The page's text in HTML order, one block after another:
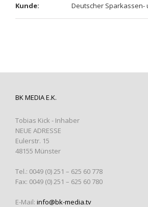
Kunde: Deutscher Sparkassen-
BK MEDIA E.K.
Tobias Kick - Inhaber
NEUE ADRESSE
Eulerstr. 15
48155 Münster
Tel.: 0049 (0) 251 – 625 60 778
Fax: 0049 (0) 251 – 625 60 780
E-Mail: info@bk-media.tv